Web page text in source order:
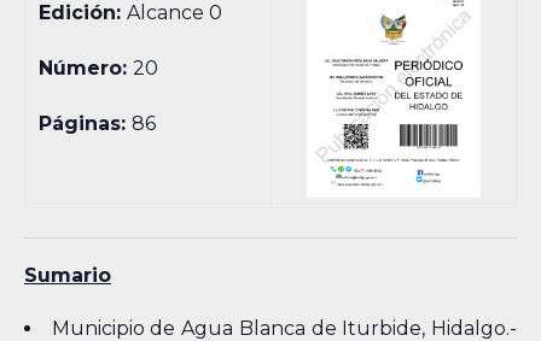
Edición:Alcance 0
Número:20
Páginas:86
Sumario
Municipio de Agua Blanca de Iturbide, Hidalgo.-